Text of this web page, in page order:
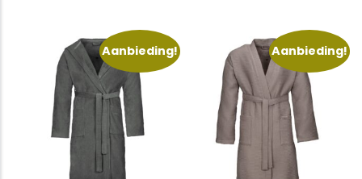
variaties.
Deze
optie
kan
gekozen
worden
op
productpagina
Deze
optie
kan
op
Aanbieding! Aanbieding!